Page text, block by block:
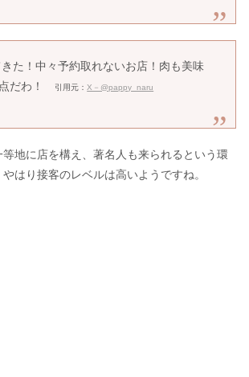
た！中々予約取れないお店！肉も美味
だわ！
引用元：X－@pappy_naru
地に店を構え、著名人も来られるという環
はり接客のレベルは高いようですね。